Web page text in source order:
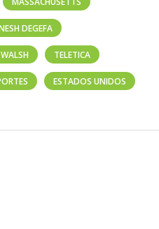
DEGEFA
TELETICA
ESTADOS UNIDOS